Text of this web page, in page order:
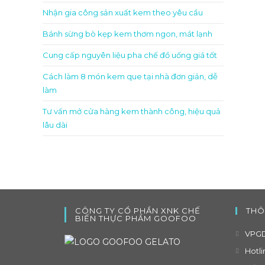
Nhận gia công sản xuất kem theo yêu cầu
Bánh sừng bò kẹp kem thơm ngon, mát lạnh
Cung cấp nguyên liệu pha chế đồ uống giá tốt
Cách làm 8 món kem que tại nhà đơn giản, dễ
làm
Tư vấn mở cửa hàng kem thành công, hiệu quả
lâu dài
CÔNG TY CỔ PHẦN XNK CHẾ
BIẾN THỰC PHẨM GOOFOO